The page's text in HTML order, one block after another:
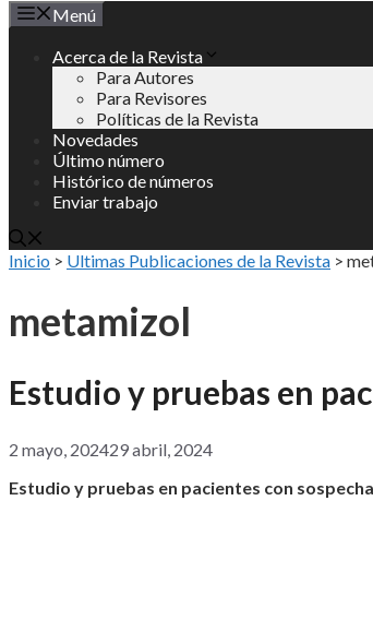
Menú
Acerca de la Revista
Para Autores
Para Revisores
Políticas de la Revista
Novedades
Último número
Histórico de números
Enviar trabajo
Inicio > Ultimas Publicaciones de la Revista >
metamizol
Estudio y pruebas en
2 mayo, 202429 abril, 2024
Estudio y pruebas en pacientes con